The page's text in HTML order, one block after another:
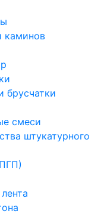
каминов
брусчатки
смеси
штукатурного